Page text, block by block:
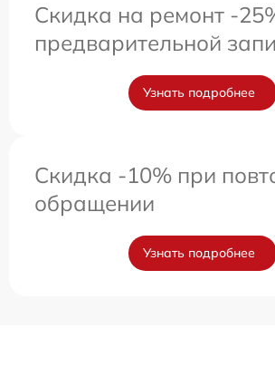
Скидка на ремонт -
предварительной
Узнать подробнее
Скидка -10% при
обращении
Узнать подробнее